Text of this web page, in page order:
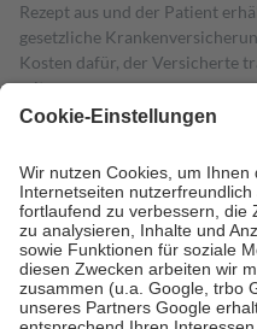
Rezept aus und der Patient
gesetzliche
Kosten dafür, der Versicherte
mit.
Grundsätzlich leisten
höchstens zehn Euro.
Es sind
Kosten der Leistung zu
Diese Regeln gelten
Bei Heilmitteln und häuslicher
Zuzahlung zehn Prozent der
Verordnung.
Um das Engagement der